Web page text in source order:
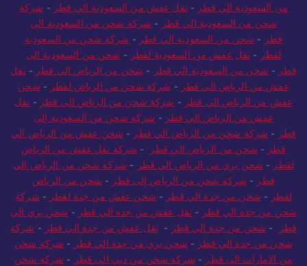
من السعودية الي قطر - نقل عفش من السعودية الي قطر - شركة
شحن من السعودية الي قطر - شركة شحن من السعودية الى
قطر - شحن من السعودية الي قطر - شركة شحن من السعودية
لقطر - نقل عفش من السعودية لقطر - شحن من السعودية الى
قطر - شحن من السعودية الي قطر - شحن من الرياض الي قطر - نقل
عفش من الرياض الي قطر - شركة شحن من الرياض لقطر - شحن
عفش من الرياض الي قطر - شركة شحن من الرياض الي قطر - نقل
عفش من الرياض الي قطر - شركة شحن من السعودية إلى
قطر - شركة شحن من الرياض الي قطر - شحن عفش من الرياض الي
قطر - شحن من الرياض الي قطر - شركة نقل عفش من الرياض
لقطر - شحن بري من الرياض الي قطر - شركة شحن من الرياض الي
قطر - شركة شحن من الرياض إلى قطر - شحن من الرياض
لقطر - شحن من جدة الي قطر - شحن عفش من جدة لقطر - شركة
شحن من جدة الي قطر - نقل عفش من جدة الي قطر - شحن بري الى
قطر
- شحن من جدة الي قطر - نقل عفش من جدة الي قطر - شركة
شحن من جدة الي قطر - شحن بري من جدة الي قطر - شركة شحن
من الامارات الى قطر - شركة شحن من دبي الى قطر - شركة شحن